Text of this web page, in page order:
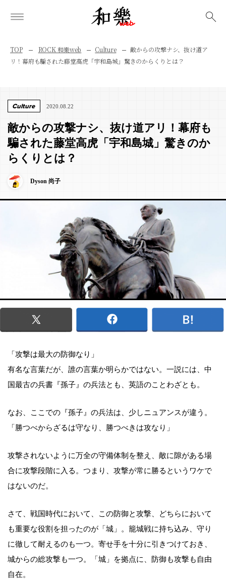
TOP ROCK 和樂web Culture
敵からの攻撃ナシ、抜け道ア
リ！幕府も騙された藤堂高虎「宇和島城」驚きのからくりとは？
Culture 2020.08.22
敵からの攻撃ナシ、抜け道アリ！幕府も
騙された藤堂高虎「宇和島城」驚きのか
らくりとは？
Dyson 尚子
「攻撃は最大の防御なり」
有名な言葉だが、誰の言葉か明らかではない。一説には、中
国最古の兵書『孫子』の兵法とも、英語のことわざとも。
なお、ここでの『孫子』の兵法は、少しニュアンスが違う。
「勝つべからざるは守なり、勝つべきは攻なり」
攻撃されないように万全の守備体制を整え、敵に隙がある場
合に攻撃段階に入る。つまり、攻撃が常に勝るというワケで
はないのだ。
さて、戦国時代において、この防御と攻撃、どちらにおいて
も重要な役割を担ったのが「城」。籠城戦に持ち込み、守り
に徹して耐えるのも一つ。寄せ手を十分に引きつけておき、
城からの総攻撃も一つ。「城」を拠点に、防御も攻撃も自由
自在。